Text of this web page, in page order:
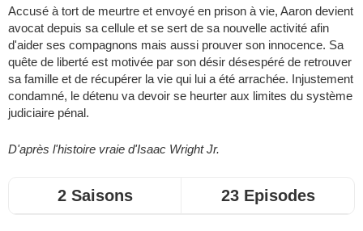
Accusé à tort de meurtre et envoyé en prison à vie, Aaron devient
avocat depuis sa cellule et se sert de sa nouvelle activité afin
d'aider ses compagnons mais aussi prouver son innocence. Sa
quête de liberté est motivée par son désir désespéré de retrouver
sa famille et de récupérer la vie qui lui a été arrachée. Injustement
condamné, le détenu va devoir se heurter aux limites du système
judiciaire pénal.
D'après l'histoire vraie d'Isaac Wright Jr.
2 Saisons 23 Episodes